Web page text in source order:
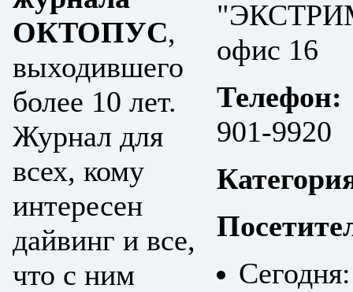
ОКТОПУС,
выходившего
более 10 лет.
Журнал для
всех, кому
интересен
дайвинг и все,
что с ним
офис 16
Телефон:
901-9920